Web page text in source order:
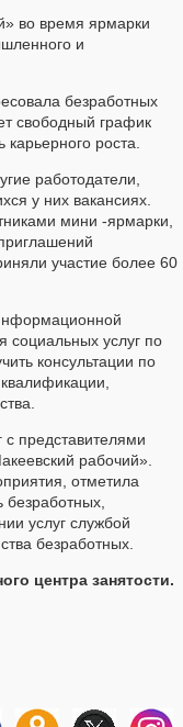
во время ярмарки
и
безработных
свободный график
роста.
работодатели,
у них вакансиях.
мини -ярмарки,
участие более 60
социальных услуг по
консультации по
представителями
рабочий».
отметила
безработных,
услуг службой
безработных.
центра занятости.